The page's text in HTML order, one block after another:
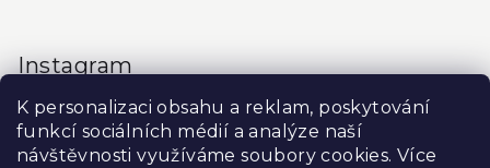
K personalizaci obsahu a reklam, poskytování
funkcí sociálních médií a analýze naší
návštěvnosti využíváme soubory cookies. Více
Instagram